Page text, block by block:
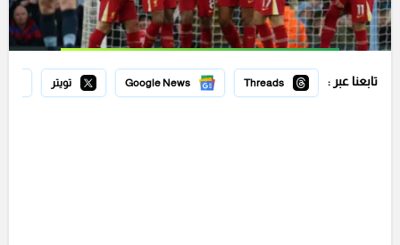
تابعنا عبر : Threads
Google News تويتر